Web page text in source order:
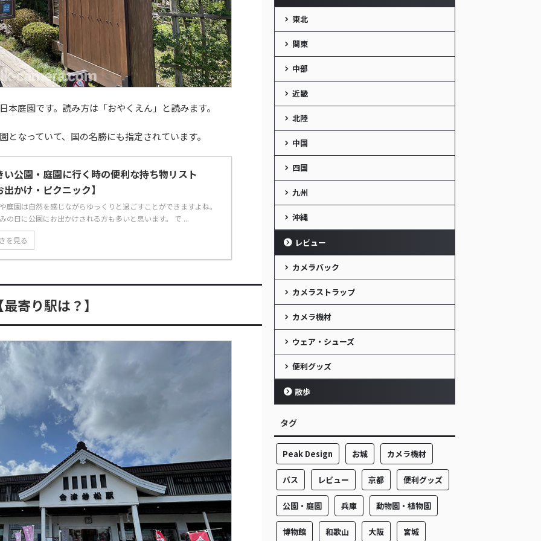
庭園です。読み方は「おやくえん」と読みます。
なっていて、国の名勝にも指定されています。
い公園・庭園に行く時の便利な持ち物リスト
出かけ・ピクニック】
庭園は自然を感じながらゆっくりと過ごすことができますよね。
の日に公園にお出かけされる方も多いと思います。 で ...
を見る
寄り駅は？】
東北
関東
中部
近畿
北陸
中国
四国
九州
沖縄
レビュー
カメラバック
カメラストラップ
カメラ機材
ウェア・シューズ
便利グッズ
散歩
タグ
Peak Design お城 カメラ機材
バス レビュー 京都 便利グッズ
公園・庭園 兵庫 動物園・植物園
博物館 和歌山 大阪 宮城